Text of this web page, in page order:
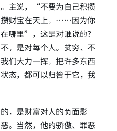
主说，“不要为自己积攒
财宝在天上，……因为你
哪里”，这是对谁说的？
，是对每个人。贫穷、不
们大力一挥，把许多东西
态，都可以归咎于它，我
，是财富对人的负面影
。当然，他的骄傲、罪恶